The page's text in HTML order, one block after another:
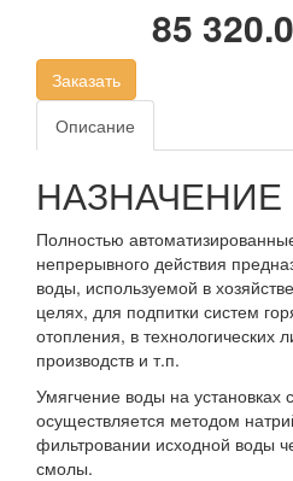
85
Заказать
Описание
НАЗНАЧЕНИЕ
Полностью
непрерывного действия
воды, используемой в
целях, для подпитки систем
отопления, в технологических
производств и т.п.
Умягчение воды на установках
осуществляется методом
фильтровании исходной воды
смолы.